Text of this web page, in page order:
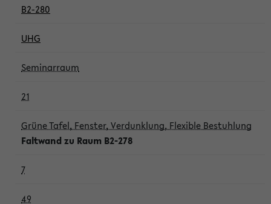
B2-280
UHG
Seminarraum
21
Grüne Tafel, Fenster, Verdunklung, Flexible Bestuhlung
Faltwand zu Raum B2-278
7
49